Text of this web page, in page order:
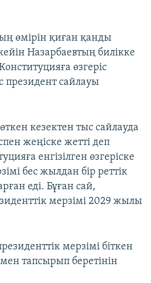
өмірін қиған қанды
Назарбаевтың билікке
өзгеріс
президент сайлауы
кезектен тыс сайлауда
жеңіске жетті деп
енгізілген өзгеріске
бес жылдан бір реттік
еді. Бұған сай,
мерзімі 2029 жылы
мерзімі біткен
тапсырып беретінін